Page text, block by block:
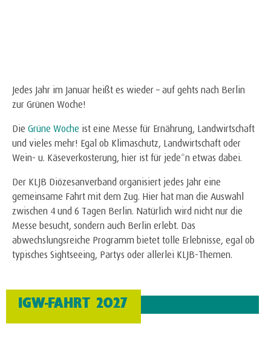
Jedes Jahr im Januar heißt es wieder – auf gehts nach Berlin
zur Grünen Woche!
Die Grüne Woche ist eine Messe für Ernährung, Landwirtschaft
und vieles mehr! Egal ob Klimaschutz, Landwirtschaft oder
Wein- u. Käseverkosterung, hier ist für jede*n etwas dabei.
Der KLJB Diözesanverband organisiert jedes Jahr eine
gemeinsame Fahrt mit dem Zug. Hier hat man die Auswahl
zwischen 4 und 6 Tagen Berlin. Natürlich wird nicht nur die
Messe besucht, sondern auch Berlin erlebt. Das
abwechslungsreiche Programm bietet tolle Erlebnisse, egal ob
typisches Sightseeing, Partys oder allerlei KLJB-Themen.
IGW-FAHRT 2027